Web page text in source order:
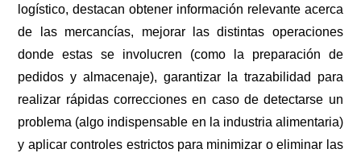
logístico, destacan obtener información relevante acerca
de las mercancías, mejorar las distintas operaciones
donde estas se involucren (como la preparación de
pedidos y almacenaje), garantizar la trazabilidad para
realizar rápidas correcciones en caso de detectarse un
problema (algo indispensable en la industria alimentaria)
y aplicar controles estrictos para minimizar o eliminar las